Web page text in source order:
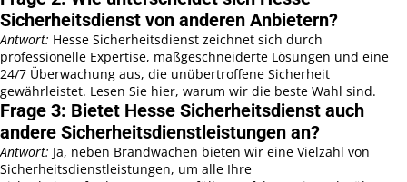
Sicherheitsdienst von anderen Anbietern?
Antwort: Hesse Sicherheitsdienst zeichnet sich durch
professionelle Expertise, maßgeschneiderte Lösungen und eine
24/7 Überwachung aus, die unübertroffene Sicherheit
gewährleistet. Lesen Sie hier, warum wir die beste Wahl sind.
Frage 3: Bietet Hesse Sicherheitsdienst auch
andere Sicherheitsdienstleistungen an?
Antwort: Ja, neben Brandwachen bieten wir eine Vielzahl von
Sicherheitsdienstleistungen, um alle Ihre